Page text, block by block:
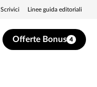
Scrivici Linee guida editoriali
Offerte Bonus 4